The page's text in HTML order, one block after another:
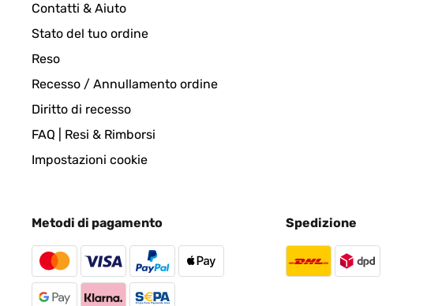
Schnelle spürbare Wärme Sofort spürbare Wärme. ca. 1,2 KWh
Amazon-Benutzer
Amazon-Benutzer
VALUTAZIONE VERIFICATA 17/01/2024
Contatti & Aiuto
Stato del tuo ordine
Reso
Recesso / Annullamento ordine
Diritto di recesso
FAQ | Resi & Rimborsi
Impostazioni cookie
Metodi di pagamento Spedizione